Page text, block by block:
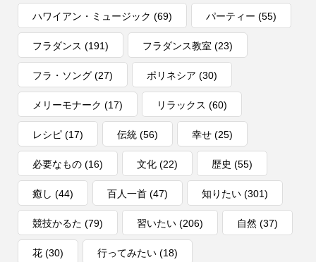
ハワイアン・ミュージック (69) パーティー (55)
フラダンス (191) フラダンス教室 (23)
フラ・ソング(27) ポリネシア (30)
メリーモナーク (17) リラックス (60)
レシピ(17) 伝統(56) 幸せ(25)
必要なもの(16) 文化(22) 歴史 (55)
癒し (44) 百人一首(47) 知りたい(301)
競技かるた (79) 習いたい(206) 自然 (37)
花(30) 行ってみたい(18)